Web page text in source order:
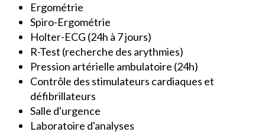
Ergométrie
Spiro-Ergométrie
Holter-ECG (24h à 7 jours)
R-Test (recherche des arythmies)
Pression artérielle ambulatoire (24h)
Contrôle des stimulateurs cardiaques et
défibrillateurs
Salle d'urgence
Laboratoire d'analyses